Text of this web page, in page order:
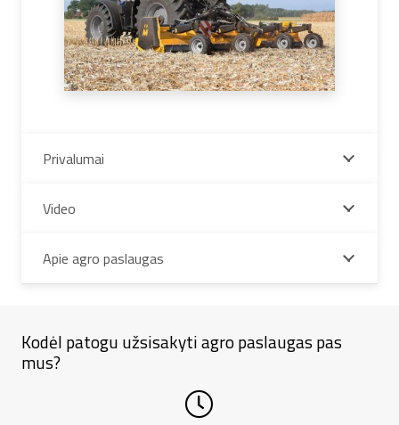
Privalumai
Video
Apie agro paslaugas
Kodėl patogu užsisakyti agro paslaugas pas
mus?